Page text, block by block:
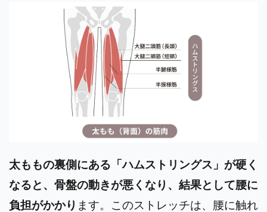
太ももの裏側にある「ハムストリングス」が硬く
なると、骨盤の動きが悪くなり、結果として腰に
負担がかかり ます。このストレッチは、腰に触れ